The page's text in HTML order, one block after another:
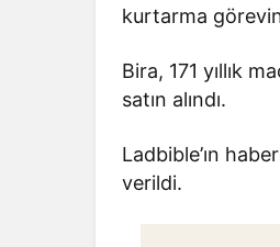
kurtarma
Bira, 171 yıllık
satın alındı.
Ladbible’ın
verildi.